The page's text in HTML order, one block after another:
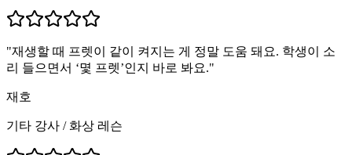
"재생할 때 프렛이 같이 켜지는 게 정말 도움 돼요. 학생이 소
리 들으면서 ‘몇 프렛’인지 바로 봐요."
재호
기타 강사 / 화상 레슨